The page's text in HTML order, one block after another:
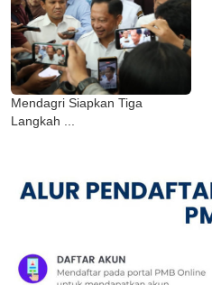
Mendagri Siapkan Tiga
Langkah ...